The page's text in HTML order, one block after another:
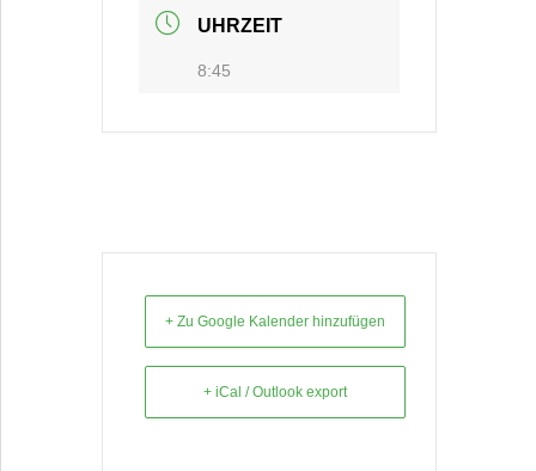
UHRZEIT
8:45
+ Zu Google Kalender hinzufügen
+ iCal / Outlook export